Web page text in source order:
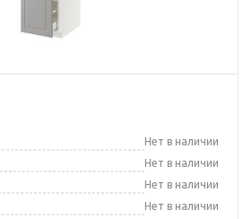
Нет в наличии
Нет в наличии
Нет в наличии
Нет в наличии